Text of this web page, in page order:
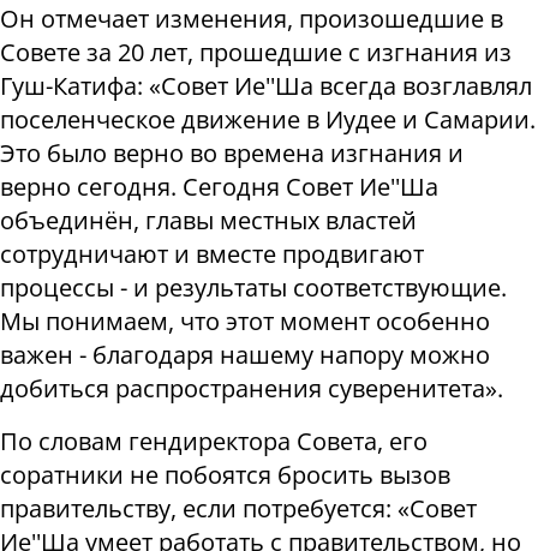
Он отмечает изменения, произошедшие в
Совете за 20 лет, прошедшие с изгнания из
Гуш-Катифа: «Совет Ие''Ша всегда возглавлял
поселенческое движение в Иудее и Самарии.
Это было верно во времена изгнания и
верно сегодня. Сегодня Совет Ие''Ша
объединён, главы местных властей
сотрудничают и вместе продвигают
процессы - и результаты соответствующие.
Мы понимаем, что этот момент особенно
важен - благодаря нашему напору можно
добиться распространения суверенитета».
По словам гендиректора Совета, его
соратники не побоятся бросить вызов
правительству, если потребуется: «Совет
Ие''Ша умеет работать с правительством, но